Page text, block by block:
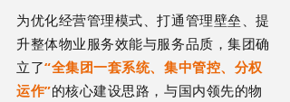
为优化经营管理模式、打通管理壁垒、提
升整体物业服务效能与服务品质，集团确
立了“全集团一套系统、集中管控、分权
运作”的核心建设思路，与国内领先的物